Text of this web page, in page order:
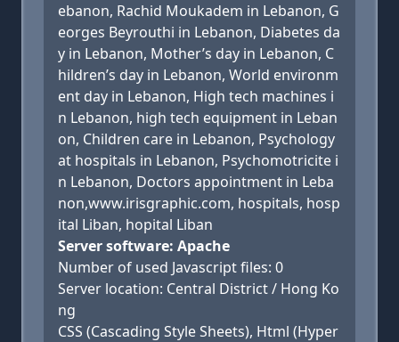
ebanon, Rachid Moukadem in Lebanon, G
eorges Beyrouthi in Lebanon, Diabetes da
y in Lebanon, Mother’s day in Lebanon, C
hildren’s day in Lebanon, World environm
ent day in Lebanon, High tech machines i
n Lebanon, high tech equipment in Leban
on, Children care in Lebanon, Psychology
at hospitals in Lebanon, Psychomotricite i
n Lebanon, Doctors appointment in Leba
non,www.irisgraphic.com, hospitals, hosp
ital Liban, hopital Liban
Server software: Apache
Number of used Javascript files: 0
Server location: Central District / Hong Ko
ng
CSS (Cascading Style Sheets), Html (Hyper